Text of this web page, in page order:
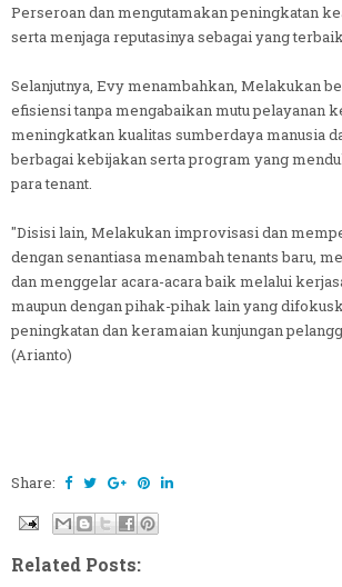
Perseroan dan mengutamakan peningkatan
serta menjaga reputasinya sebagai yang
Selanjutnya, Evy menambahkan, Melakukan
efisiensi tanpa mengabaikan mutu pelayanan
meningkatkan kualitas sumberdaya manusia
berbagai kebijakan serta program yang
para tenant.
"Disisi lain, Melakukan improvisasi dan
dengan senantiasa menambah tenants baru,
dan menggelar acara-acara baik melalui
maupun dengan pihak-pihak lain yang
peningkatan dan keramaian kunjungan
(Arianto)
Share:
Related Posts: